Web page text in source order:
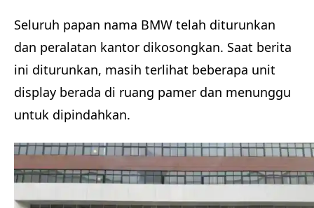
Seluruh papan nama BMW telah diturunkan
dan peralatan kantor dikosongkan. Saat berita
ini diturunkan, masih terlihat beberapa unit
display berada di ruang pamer dan menunggu
untuk dipindahkan.